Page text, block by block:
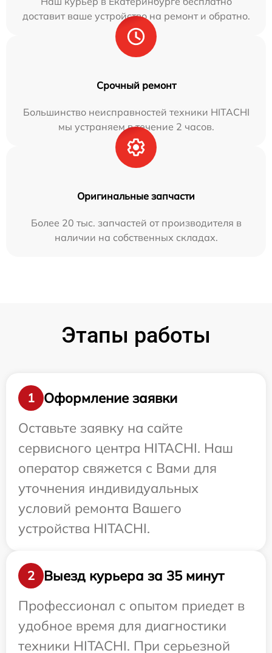
доставит ваше устройство на ремонт и обратно.
Срочный ремонт
Большинство неисправностей техники HITACHI
мы устраняем в течение 2 часов.
Оригинальные запчасти
Более 20 тыс. запчастей от производителя в
наличии на собственных складах.
Этапы работы
1
Оформление заявки
Оставьте заявку на сайте
сервисного центра HITACHI. Наш
оператор свяжется с Вами для
уточнения индивидуальных
условий ремонта Вашего
устройства HITACHI.
2
Выезд курьера за 35 минут
Профессионал с опытом приедет в
удобное время для диагностики
техники HITACHI. При серьезной